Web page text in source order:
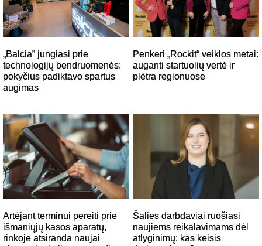
„Balcia” jungiasi prie
technologijų bendruomenės:
pokyčius padiktavo spartus
augimas
Penkeri „Rockit“ veiklos metai:
auganti startuolių vertė ir
plėtra regionuose
Artėjant terminui pereiti prie
išmaniųjų kasos aparatų,
rinkoje atsiranda naujai
Šalies darbdaviai ruošiasi
naujiems reikalavimams dėl
atlyginimų: kas keisis